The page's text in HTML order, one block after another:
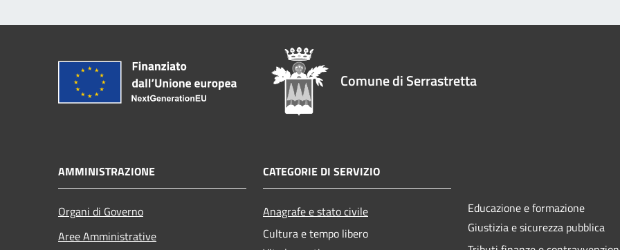
Comune di Serrastretta
AMMINISTRAZIONE
Organi di Governo
Aree Amministrative
CATEGORIE DI SERVIZIO
Anagrafe e stato civile
Cultura e tempo libero
Educazione e formazione
Giustizia e sicurezza pubblica